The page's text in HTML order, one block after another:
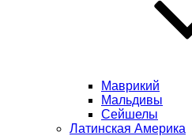
Маврикий
Мальдивы
Сейшелы
Латинская Америка